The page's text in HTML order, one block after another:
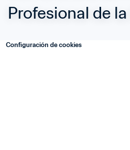
Profesional de la
Configuración de cookies